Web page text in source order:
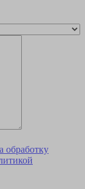
обработку